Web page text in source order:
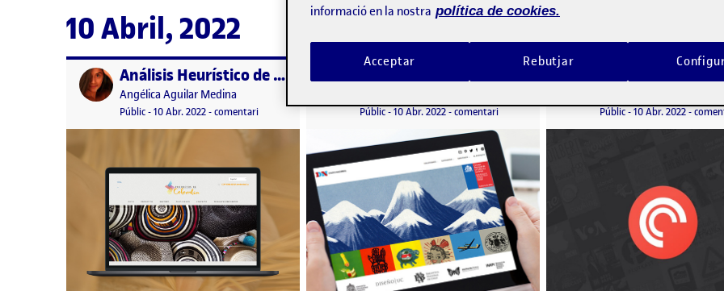
10 Abril, 2022
Publicat per Análisis Heurístico de Productos de Colombia
Publicat per
Angélica Aguilar Medina
Visibilitat:
Públic-Data de publicació
10 Abr. 202210 abril, 2022 9:55 pm
-comentariel Análisis Heurístico de Productos de Colombia
Retomando un antiguo proyecto con las heurísticas de Nielsen
Visibilitat:
Públic-Data de publicació
10 Abr. 202210 abril, 2022 9:31 pm
-comentariel Retomando un antiguo proyecto con las
Visibilitat:
Públic-Data de publicació
10 Abr. 20222-
informació en la nostra política de cookies.
Rebutjar
Acceptar